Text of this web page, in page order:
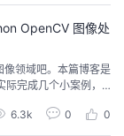
OpenCV 图像处
领域吧。本篇博客是
完成几个小案例，
的图，对于下图的
下图中找到的数字不
6.3k 0 0